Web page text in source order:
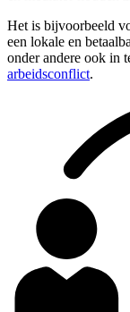
Het is bijvoorbeeld
een lokale en
onder andere ook in
arbeidsconflict.